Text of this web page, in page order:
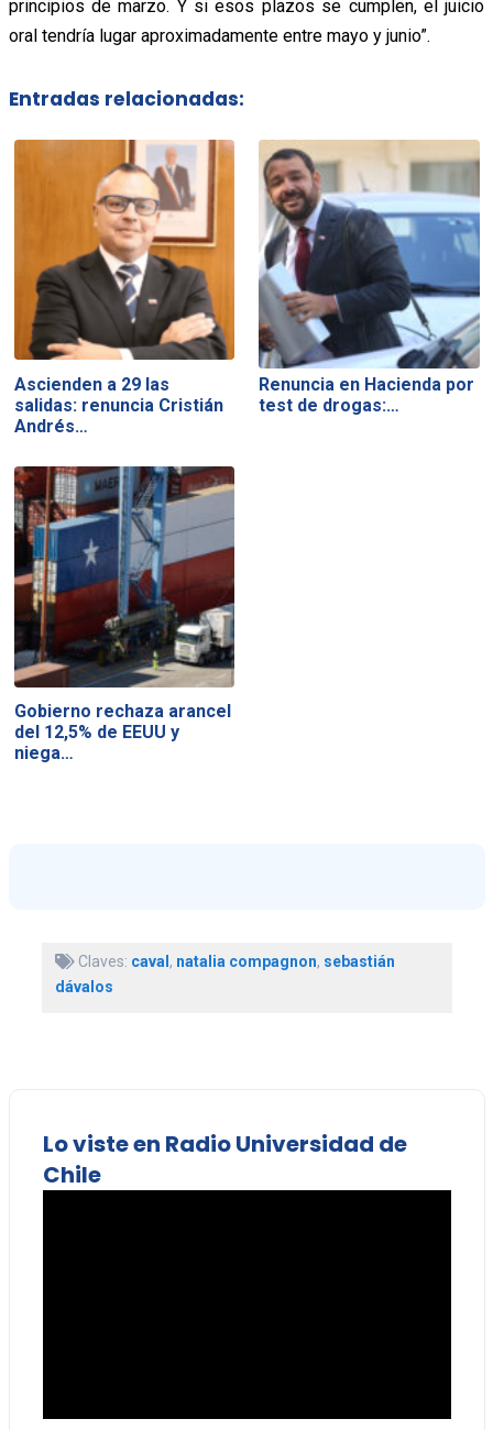
principios de marzo. Y si esos plazos se cumplen, el juicio
oral tendría lugar aproximadamente entre mayo y junio”.
Entradas relacionadas:
Ascienden a 29 las
salidas: renuncia Cristián
Andrés…
Renuncia en Hacienda por
test de drogas:…
Gobierno rechaza arancel
del 12,5% de EEUU y
niega…
Claves: caval, natalia compagnon, sebastián
dávalos
Lo viste en Radio Universidad de
Chile